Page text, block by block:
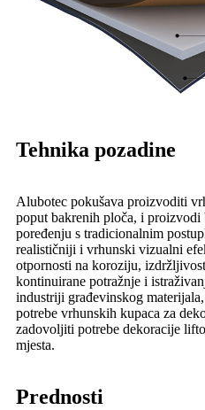
Tehnika pozadine
Alubotec pokušava proizvoditi
poput bakrenih ploča, i
poređenju s tradicionalnim
realističniji i vrhunski vizualni
otpornosti na koroziju,
kontinuirane potražnje i
industriji građevinskog
potrebe vrhunskih kupaca za
zadovoljiti potrebe dekoracije
mjesta.
Prednosti